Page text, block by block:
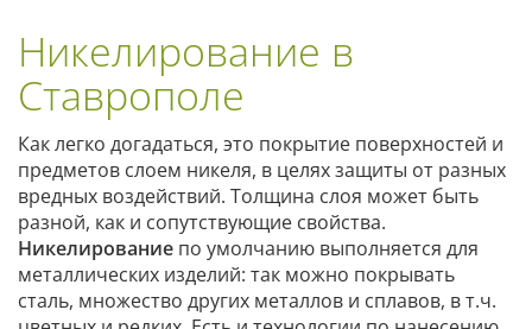
Никелирование в
Ставрополе
Как легко догадаться, это покрытие поверхностей и
предметов слоем никеля, в целях защиты от разных
вредных воздействий. Толщина слоя может быть
разной, как и сопутствующие свойства.
Никелирование по умолчанию выполняется для
металлических изделий: так можно покрывать
сталь, множество других металлов и сплавов, в т.ч.